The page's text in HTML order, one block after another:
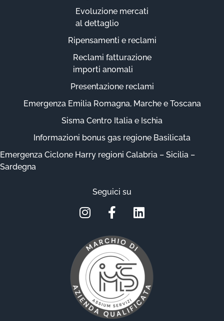
Evoluzione mercati
al dettaglio
Ripensamenti e reclami
Reclami fatturazione
importi anomali
Presentazione reclami
Emergenza Emilia Romagna, Marche e Toscana
Sisma Centro Italia e Ischia
Informazioni bonus gas regione Basilicata
Emergenza Ciclone Harry regioni Calabria – Sicilia –
Sardegna
Seguici su